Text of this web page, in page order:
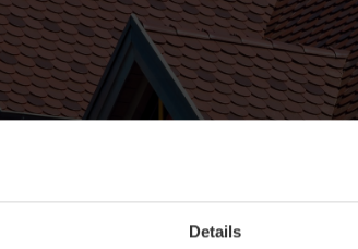
Details